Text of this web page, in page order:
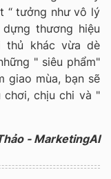
“ tưởng như vô lý
thương hiệu
thủ khác vừa dè
" siêu phẩm"
giao mùa, bạn sẽ
chịu chi và "
- MarketingAI